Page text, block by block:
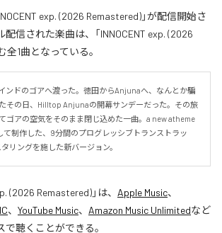
exp. (2026 Remastered)」が配信開始さ
信された楽曲は、「INNOCENT exp. (2026
全1曲となっている。
ンドのゴアへ渡った。徳田からAnjunaへ、なんとか騙
その日、Hilltop Anjunaの開幕サンデーだった。その旅
ゴアの空気をそのまま閉じ込めた一曲。a new atheme
制作した、9分間のプログレッシブトランストラッ
リングを施した新バージョン。
(2026 Remastered)」は、 Apple Music、
、 YouTube Music、 Amazon Music Unlimitedなど
聴くことができる。